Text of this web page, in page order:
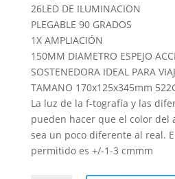
26LED DE ILUMINACION
PLEGABLE 90 GRADOS
1X AMPLIACIÓN
150MM DIAMETRO ESPEJO
SOSTENEDORA IDEAL PARA
TAMANO 170x125x345mm
La luz de la f-tografía y las
pueden hacer que el color del
sea un poco diferente al real.
permitido es +/-1-3 cmmm